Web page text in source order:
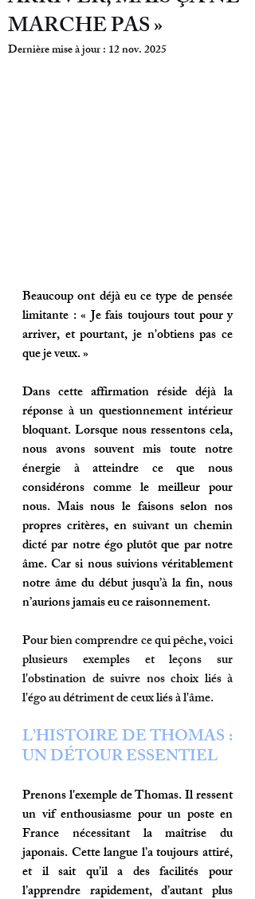
MARCHE PAS »
Dernière mise à jour : 12 nov. 2025
Beaucoup ont déjà eu ce type de pensée
limitante : « Je fais toujours tout pour y
arriver, et pourtant, je n'obtiens pas ce
que je veux. »
Dans cette affirmation réside déjà la
réponse à un questionnement intérieur
bloquant. Lorsque nous ressentons cela,
nous avons souvent mis toute notre
énergie à atteindre ce que nous
considérons comme le meilleur pour
nous. Mais nous le faisons selon nos
propres critères, en suivant un chemin
dicté par notre égo plutôt que par notre
âme. Car si nous suivions véritablement
notre âme du début jusqu’à la fin, nous
n’aurions jamais eu ce raisonnement.
Pour bien comprendre ce qui pêche, voici
plusieurs exemples et leçons sur
l'obstination de suivre nos choix liés à
l'égo au détriment de ceux liés à l'âme.
L’HISTOIRE DE THOMAS :
UN DÉTOUR ESSENTIEL
Prenons l'exemple de Thomas. Il ressent
un vif enthousiasme pour un poste en
France nécessitant la maîtrise du
japonais. Cette langue l’a toujours attiré,
et il sait qu’il a des facilités pour
l’apprendre rapidement, d’autant plus